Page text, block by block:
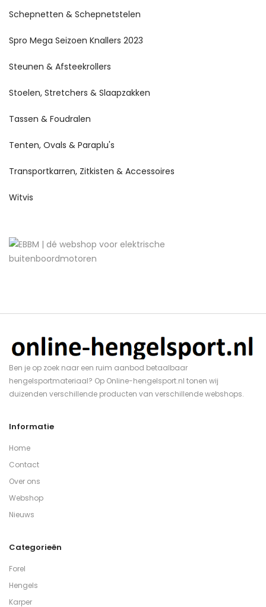
Schepnetten & Schepnetstelen
Spro Mega Seizoen Knallers 2023
Steunen & Afsteekrollers
Stoelen, Stretchers & Slaapzakken
Tassen & Foudralen
Tenten, Ovals & Paraplu's
Transportkarren, Zitkisten & Accessoires
Witvis
Ben je op zoek naar een ruim aanbod betaalbaar
hengelsportmateriaal? Op Online-hengelsport.nl tonen wij
duizenden verschillende producten van verschillende webshops.
Informatie
Home
Contact
Over ons
Webshop
Nieuws
Categorieën
Forel
Hengels
Karper